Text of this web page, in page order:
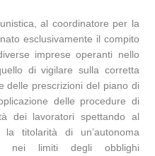
al coordinatore per la
esclusivamente il compito
imprese operanti nello
di vigilare sulla corretta
delle prescrizioni del piano di
delle procedure di
dei lavoratori spettando al
titolarità di un’autonoma
nei limiti degli obblighi